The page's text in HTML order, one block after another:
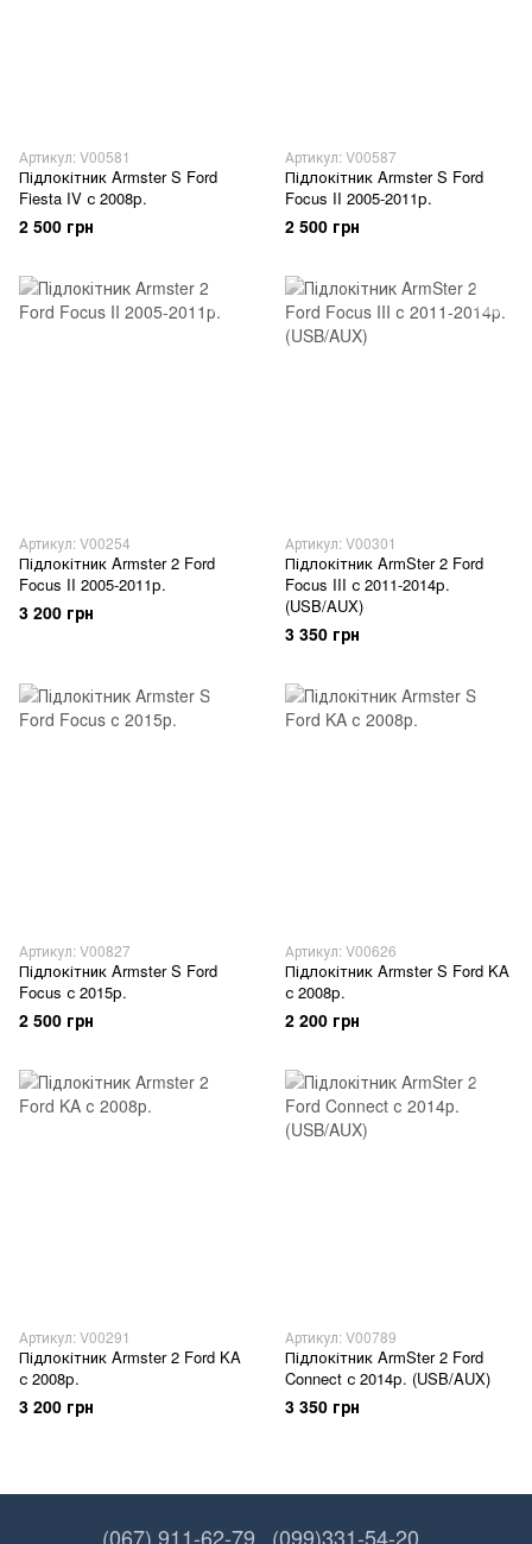
Артикул: V00581
Підлокітник Armster S Ford
Fiesta IV с 2008р.
2 500 грн
Артикул: V00587
Підлокітник Armster S Ford
Focus II 2005-2011р.
2 500 грн
Артикул: V00254
Підлокітник Armster 2 Ford
Focus II 2005-2011р.
3 200 грн
Артикул: V00301
Підлокітник ArmSter 2 Ford
Focus III с 2011-2014р.
(USB/AUX)
3 350 грн
Артикул: V00827
Підлокітник Armster S Ford
Focus с 2015р.
2 500 грн
Артикул: V00626
Підлокітник Armster S Ford KA
с 2008р.
2 200 грн
Артикул: V00291
Підлокітник Armster 2 Ford KA
с 2008р.
3 200 грн
Артикул: V00789
Підлокітник ArmSter 2 Ford
Connect с 2014р. (USB/AUX)
3 350 грн
(067) 911-62-79 (099)331-54-20